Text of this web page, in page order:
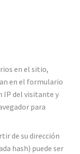
en el sitio,
en el formulario
IP del visitante y
para
de su dirección
hash) puede ser